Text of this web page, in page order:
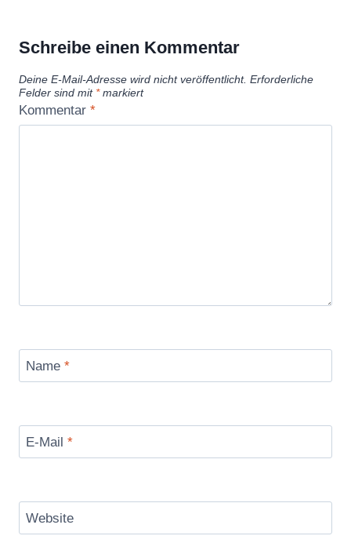
Schreibe einen Kommentar
Deine E-Mail-Adresse wird nicht veröffentlicht. Erforderliche
Felder sind mit *markiert
Kommentar *
Name *
E-Mail *
Website